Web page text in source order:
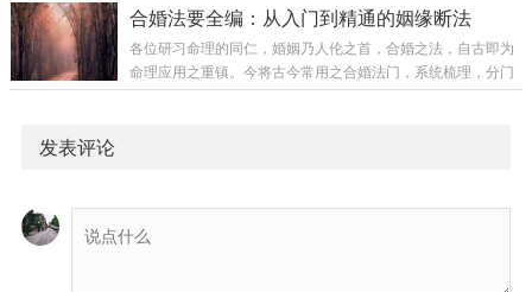
破财12月亥月★★★★ 收官...
早晚、顺逆之势。有人早婚得良缘，有人晚婚方安定，皆可从
字无官星命理特征：女命以正官为夫星，八字中若无官星显
现，或官星藏于墓库，则象征与夫缘浅，异性缘分薄弱。化解
合婚法要全编：从入门到精通的姻缘断法
各位研习命理的同仁，婚姻乃人伦之首，合婚之法，自古即为
命理应用之重镇。今将古今常用之合婚法门，系统梳理，分门
别类，汇编成册，旨在为诸位提供一套从基础到深入、从表象
煞法：检视双方八字中不利婚姻的特定神煞。男忌：阴差阳错
日、孤辰、寡宿、童子煞等。女忌：阴差阳错日、红艳...
发表评论